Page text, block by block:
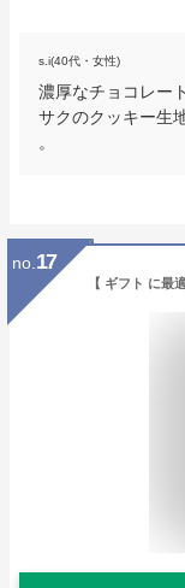
s.i(40代・女性)
濃厚なチョコレー
サクのクッキー生
。
no. 17